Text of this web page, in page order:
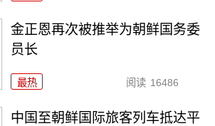
金正恩再次被推举为朝鲜国务委
员长
最热 阅读 16486
中国至朝鲜国际旅客列车抵达平